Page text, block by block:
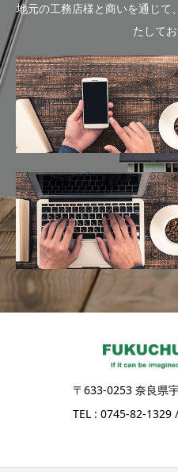
地元の工務店様と商いを通じて
たしてお
〒633-0253 奈良県
TEL : 0745-82-1329